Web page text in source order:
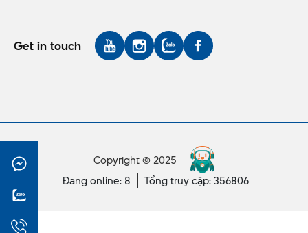
Get in touch
Copyright © 2025
Đang online: 8
Tổng truy cập: 356806